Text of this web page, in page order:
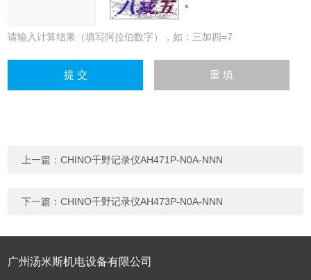
请输入计算结果（填写阿拉伯数字），如：三加四=7
上一篇：CHINO千野记录仪AH471P-N0A-NNN
下一篇：CHINO千野记录仪AH473P-N0A-NNN
广州汤米斯机电设备有限公司